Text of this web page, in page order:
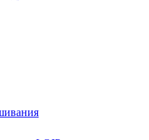
промышленности и